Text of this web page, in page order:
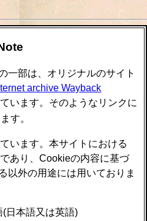
一部は、オリジナルのサイト
archive Wayback
います。そのようなリンクに
す。
います。本サイトにおける
あり、Cookieの内容に基づ
以外の用途には用いておりま
日本語又は英語)